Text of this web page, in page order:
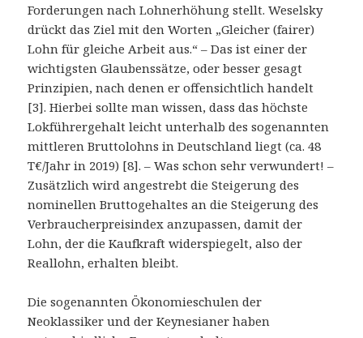
Forderungen nach Lohnerhöhung stellt. Weselsky
drückt das Ziel mit den Worten „Gleicher (fairer)
Lohn für gleiche Arbeit aus.“ – Das ist einer der
wichtigsten Glaubenssätze, oder besser gesagt
Prinzipien, nach denen er offensichtlich handelt
[3]. Hierbei sollte man wissen, dass das höchste
Lokführergehalt leicht unterhalb des sogenannten
mittleren Bruttolohns in Deutschland liegt (ca. 48
T€/Jahr in 2019) [8]. – Was schon sehr verwundert! –
Zusätzlich wird angestrebt die Steigerung des
nominellen Bruttogehaltes an die Steigerung des
Verbraucherpreisindex anzupassen, damit der
Lohn, der die Kaufkraft widerspiegelt, also der
Reallohn, erhalten bleibt.
Die sogenannten Ökonomieschulen der
Neoklassiker und der Keynesianer haben